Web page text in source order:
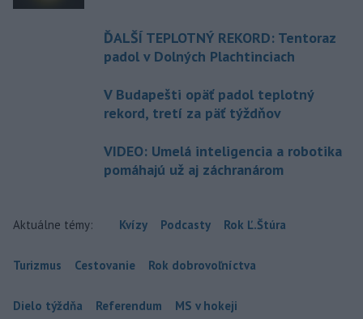
ĎALŠÍ TEPLOTNÝ REKORD: Tentoraz
padol v Dolných Plachtinciach
V Budapešti opäť padol teplotný
rekord, tretí za päť týždňov
VIDEO: Umelá inteligencia a robotika
pomáhajú už aj záchranárom
Aktuálne témy: Kvízy Podcasty Rok Ľ.Štúra
Turizmus Cestovanie Rok dobrovoľníctva
Dielo týždňa Referendum MS v hokeji